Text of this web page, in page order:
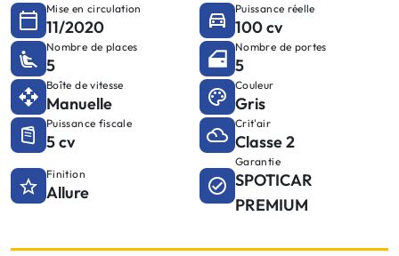
Mise en circulation
11/2020
Puissance réelle
100 cv
Nombre de places
5
Nombre de portes
5
Boîte de vitesse
Manuelle
Couleur
Gris
Puissance fiscale
5 cv
Crit'air
Classe 2
Finition
Allure
Garantie
SPOTICAR
PREMIUM